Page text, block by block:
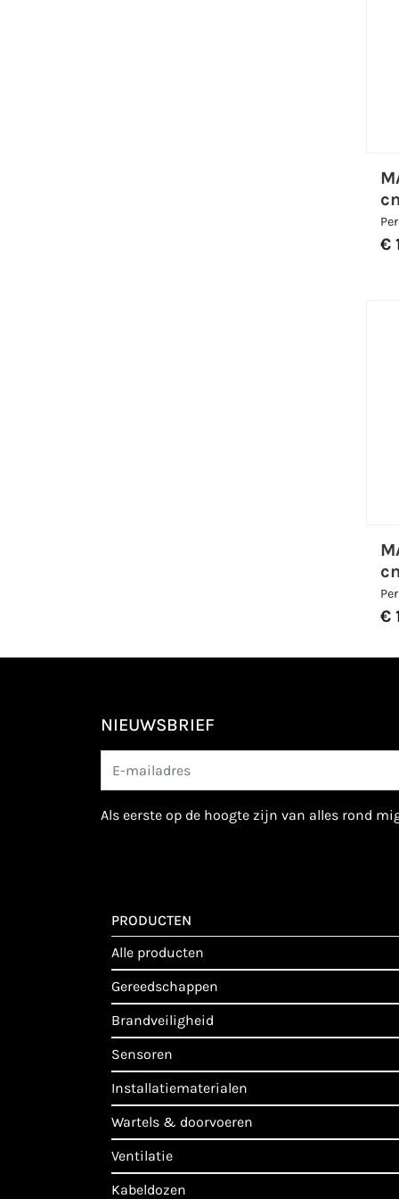
€
€
NIEUWSBRIEF
als eerste op de hoogte zijn van alles rond
PRODUCTEN
alle producten
gereedschappen
brandveiligheid
sensoren
installatiematerialen
wartels & doorvoeren
ventilatie
kabeldozen